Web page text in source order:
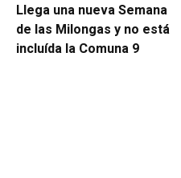
Llega una nueva Semana
de las Milongas y no está
incluída la Comuna 9